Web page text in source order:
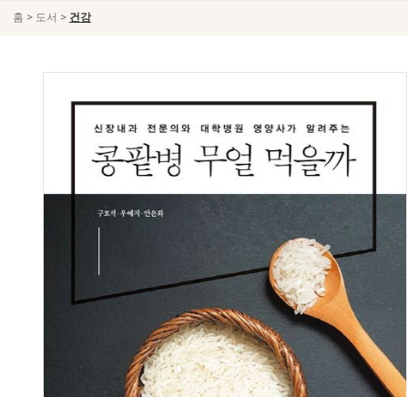
홈 > 도서 > 건강